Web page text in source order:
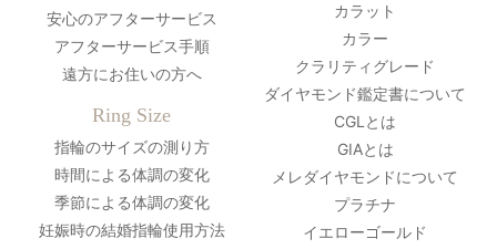
安心のアフターサービス
アフターサービス手順
遠方にお住いの方へ
Ring Size
指輪のサイズの測り方
時間による体調の変化
季節による体調の変化
妊娠時の結婚指輪使用方法
カラット
カラー
クラリティグレード
ダイヤモンド鑑定書について
CGLとは
GIAとは
メレダイヤモンドについて
プラチナ
イエローゴールド